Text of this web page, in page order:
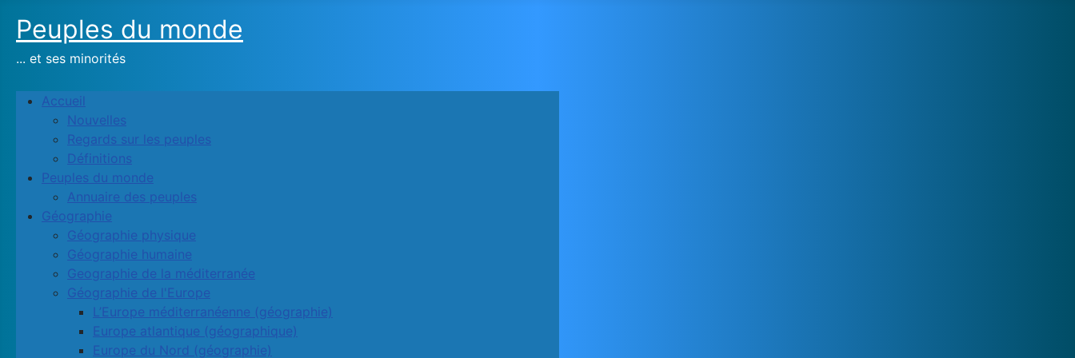
Peuples du monde
... et ses minorités
Accueil
Nouvelles
Regards sur les peuples
Définitions
Peuples du monde
Annuaire des peuples
Géographie
Géographie physique
Géographie humaine
Geographie de la méditerranée
Géographie de l'Europe
L’Europe méditerranéenne (géographie)
Europe atlantique (géographique)
Europe du Nord (géographie)